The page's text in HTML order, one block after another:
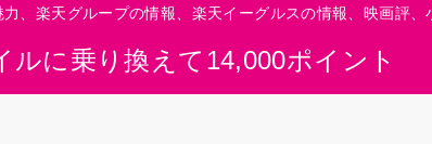
ルに乗り換えて14,000ポイント
、楽天グループの情報、楽天イーグルスの情報、映画評、